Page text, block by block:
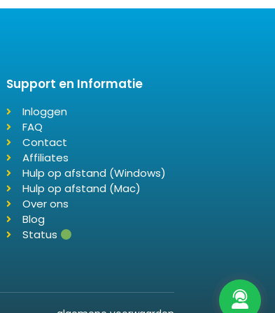
Support en Informatie
Inloggen
FAQ
Contact
Affiliates
Hulp op afstand (Windows)
Hulp op afstand (Mac)
Over ons
Blog
Status